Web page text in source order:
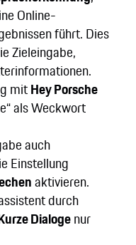
Online-
führt. Dies
Zieleingabe,
mitHey Porsche
als Weckwort
auch
Einstellung
aktivieren.
durch
Dialogenur